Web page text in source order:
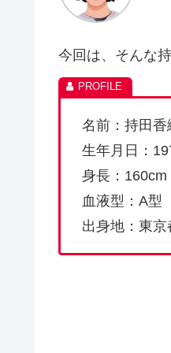
今回は、そんな
名前：持田香
生年月日：
身長：160cm
血液型：A型
出身地：東京